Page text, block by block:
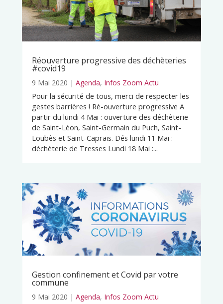
Réouverture progressive des déchèteries
#covid19
9 Mai 2020 | Agenda, Infos Zoom Actu
Pour la sécurité de tous, merci de respecter les
gestes barrières ! Ré-ouverture progressive A
partir du lundi 4 Mai : ouverture des déchèterie
de Saint-Léon, Saint-Germain du Puch, Saint-
Loubès et Saint-Caprais. Dés lundi 11 Mai :
déchèterie de Tresses Lundi 18 Mai :...
Gestion confinement et Covid par votre
commune
9 Mai 2020 | Agenda, Infos Zoom Actu